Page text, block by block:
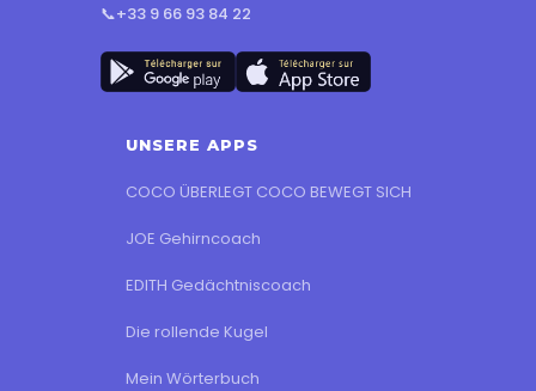
📞+33 9 66 93 84 22
UNSERE APPS
COCO ÜBERLEGT COCO BEWEGT SICH
JOE Gehirncoach
EDITH Gedächtniscoach
Die rollende Kugel
Mein Wörterbuch